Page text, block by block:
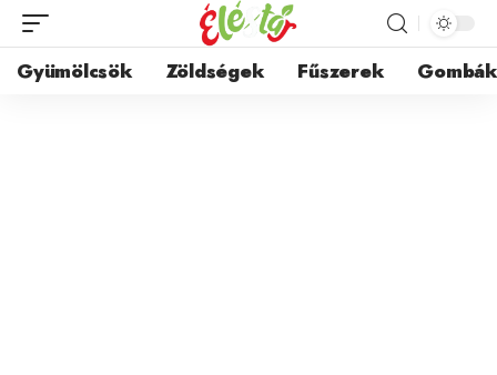
Gyümölcsök Zöldségek Fűszerek Gombák